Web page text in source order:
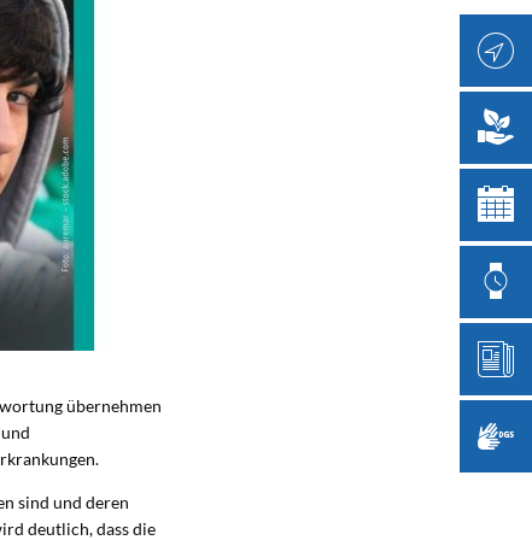
übernehmen
sind und deren
deutlich, dass die